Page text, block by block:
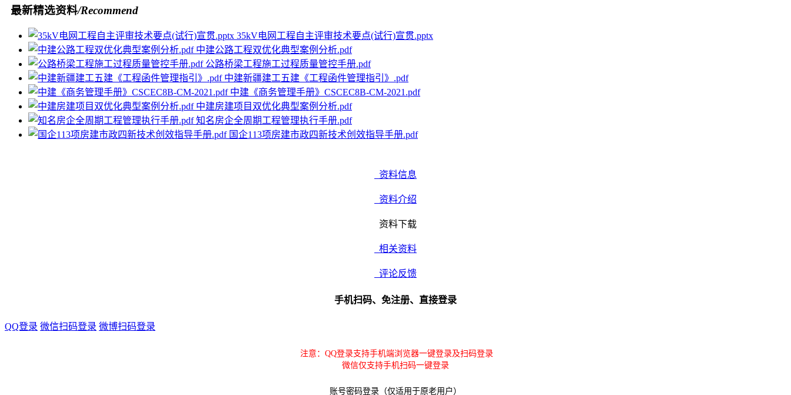
最新精选资料/Recommend
35kV电网工程自主评审技术要点(试行)宣贯.pptx
中建公路工程双优化典型案例分析.pdf
公路桥梁工程施工过程质量管控手册.pdf
中建新疆建工五建《工程函件管理指引》.pdf
中建《商务管理手册》CSCEC8B-CM-2021.pdf
中建房建项目双优化典型案例分析.pdf
知名房企全周期工程管理执行手册.pdf
国企113项房建市政四新技术创效指导手册.pdf
资料信息
资料介绍
资料下载
相关资料
评论反馈
手机扫码、免注册、直接登录
QQ登录 微信扫码登录 微博扫码登录
注意：QQ登录支持手机端浏览器一键登录及扫码登录
微信仅支持手机扫码一键登录
账号密码登录（仅适用于原老用户）